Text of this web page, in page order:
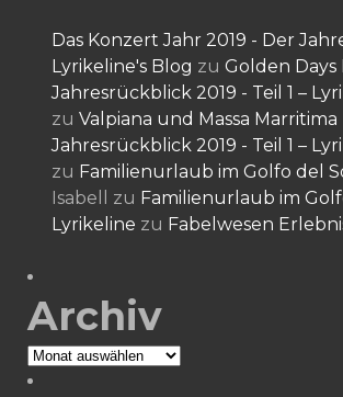
Das Konzert Jahr 2019 - Der
Lyrikeline's Blog zu Golden Days
Jahresrückblick 2019 - Teil 1 –
zu Valpiana und Massa Marritima
Jahresrückblick 2019 - Teil 1 –
zu Familienurlaub im Golfo del
Isabell
zu Familienurlaub im
Lyrikeline zu Fabelwesen
Archiv
Archiv